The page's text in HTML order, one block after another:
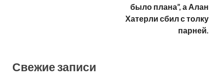
было плана”, а Алан
Хатерли сбил с толку
парней.
Свежие записи